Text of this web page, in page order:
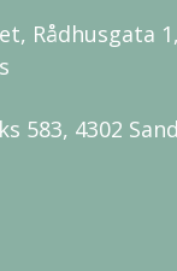
Rådhusgata
583, 4302